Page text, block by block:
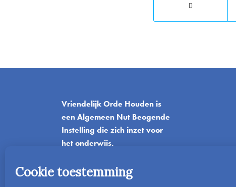
Vriendelijk Orde Houden is
een Algemeen Nut Beogende
Instelling die zich inzet voor
het onderwijs.
Einfo@vriendelijkordehouden.nl